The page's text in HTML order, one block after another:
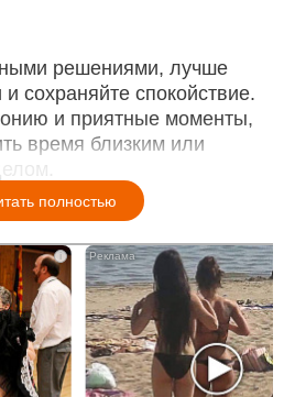
решениями, лучше
сохраняйте спокойствие.
и приятные моменты,
время близким или
полностью
i